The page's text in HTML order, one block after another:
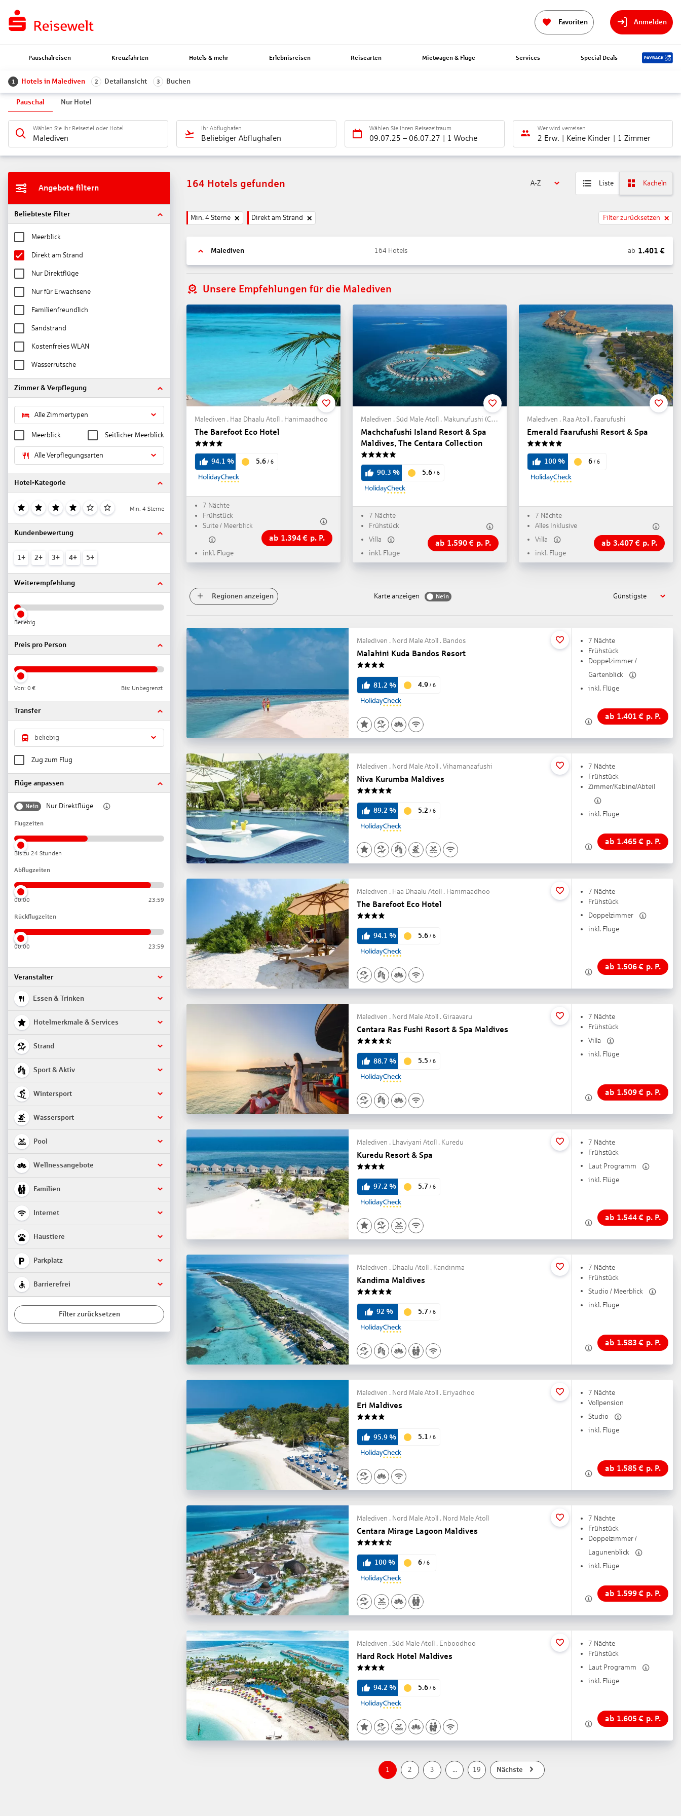
Favoriten Anmelden
Pauschalreisen Kreuzfahrten Hotels & mehr Erlebnisreisen Reisearten Mietwagen & Flüge Services Special Deals
1 Hotels in Malediven 2 Detailansicht 3 Buchen
Pauschal Nur Hotel
Wählen Sie Ihr Reiseziel oder Hotel
Malediven
Ihr Abflughafen
Beliebiger Abflughafen
Wählen Sie Ihren Reisezeitraum
09.07.25 – 06.07.27 1 Woche
Wer wird verreisen
2 Erw. Keine Kinder 1 Zimmer
Angebote filtern
Beliebteste Filter
Meerblick
Direkt am Strand
Nur Direktflüge
Nur für Erwachsene
Familienfreundlich
Sandstrand
Kostenfreies WLAN
Wasserrutsche
Zimmer & Verpflegung
Alle Zimmertypen
Meerblick Seitlicher Meerblick
Alle Verpflegungsarten
Hotel-Kategorie
Min. 4 Sterne
Kundenbewertung
1+ 2+ 3+ 4+ 5+
Weiterempfehlung
Beliebig
Preis pro Person
Von: 0 € Bis: Unbegrenzt
Transfer
beliebig
Zug zum Flug
Flüge anpassen
Nein Nur Direktflüge
Flugzeiten
Bis zu 24 Stunden
Abflugzeiten
00:00 23:59
Rückflugzeiten
00:00 23:59
Veranstalter
Essen & Trinken
Hotelmerkmale & Services
Strand
Sport & Aktiv
Wintersport
Wassersport
Pool
Wellnessangebote
Familien
Internet
Haustiere
Parkplatz
Barrierefrei
Filter zurücksetzen
164 Hotels gefunden A-Z Liste Kacheln
Min. 4 Sterne Direkt am Strand Filter zurücksetzen
Malediven 164 Hotels ab 1.401 €
Unsere Empfehlungen für die Malediven
Malediven . Haa Dhaalu Atoll . Hanimaadhoo
The Barefoot Eco Hotel
94.1 % 5.6 / 6
7 Nächte
Frühstück
Suite / Meerblick
inkl. Flüge
ab 1.394€ p. P.
Malediven . Süd Male Atoll . Makunufushi (Cocoa Island)
Machchafushi Island Resort & Spa
Maldives, The Centara Collection
90.3 % 5.6/ 6
7 Nächte
Frühstück
Villa
inkl. Flüge
ab 1.590€ p. P.
Malediven . Raa Atoll . Faarufushi
Emerald Faarufushi Resort & Spa
100 % 6/ 6
7 Nächte
Alles Inklusive
Villa
inkl. Flüge
ab 3.407 € p. P.
Regionen anzeigen Karte anzeigen Nein Günstigste
Malediven . Nord Male Atoll . Bandos
Malahini Kuda Bandos Resort
81.2 % 4.9 / 6
7 Nächte
Frühstück
Doppelzimmer /
Gartenblick
inkl. Flüge
ab 1.401 € p. P.
Malediven . Nord Male Atoll . Vihamanaafushi
Niva Kurumba Maldives
89.2 % 5.2 / 6
7 Nächte
Frühstück
Zimmer/Kabine/Abteil
inkl. Flüge
ab 1.465 € p. P.
Malediven . Haa Dhaalu Atoll . Hanimaadhoo
The Barefoot Eco Hotel
94.1 % 5.6 / 6
7 Nächte
Frühstück
Doppelzimmer
inkl. Flüge
ab 1.506€ p. P.
Malediven . Nord Male Atoll . Giraavaru
Centara Ras Fushi Resort & Spa Maldives
88.7 % 5.5 / 6
7 Nächte
Frühstück
Villa
inkl. Flüge
ab 1.509€ p. P.
Malediven . Lhaviyani Atoll . Kuredu
Kuredu Resort & Spa
97.2 % 5.7 / 6
7 Nächte
Frühstück
Laut Programm
inkl. Flüge
ab 1.544€ p. P.
Malediven . Dhaalu Atoll . Kandinma
Kandima Maldives
92 % 5.7 / 6
7 Nächte
Frühstück
Studio / Meerblick
inkl. Flüge
ab 1.583 € p. P.
Malediven . Nord Male Atoll . Eriyadhoo
Eri Maldives
95.9% 5.1 / 6
7 Nächte
Vollpension
Studio
inkl. Flüge
ab 1.585 € p. P.
Malediven . Nord Male Atoll . Nord Male Atoll
Centara Mirage Lagoon Maldives
100% 6 / 6
7 Nächte
Frühstück
Doppelzimmer /
Lagunenblick
inkl. Flüge
ab 1.599€ p. P.
Malediven . Süd Male Atoll . Enboodhoo
Hard Rock Hotel Maldives
94.2 % 5.6 / 6
7 Nächte
Frühstück
Laut Programm
inkl. Flüge
ab 1.605 € p. P.
1 2 3 ... 19 Nächste